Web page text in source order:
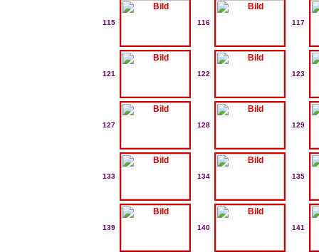
115 116 117
121 122 123
127 128 129
133 134 135
139 140 141